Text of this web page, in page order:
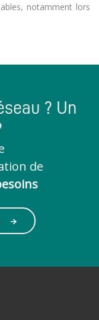
notamment lors
? Un
de